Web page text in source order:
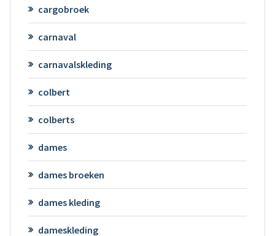
cargobroek
carnaval
carnavalskleding
colbert
colberts
dames
dames broeken
dames kleding
dameskleding